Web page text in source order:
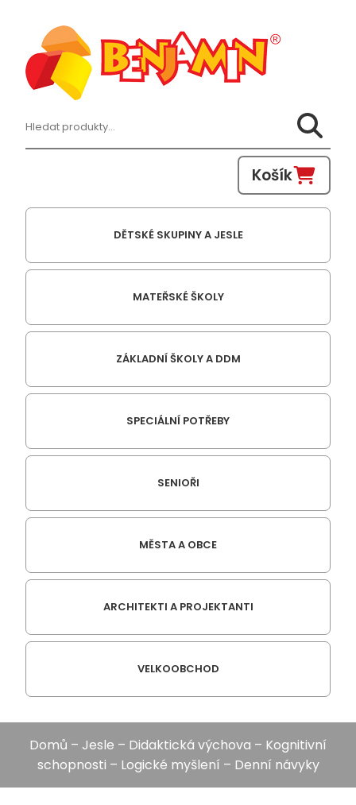
Hledat:
Košík
DĚTSKÉ SKUPINY A JESLE
MATEŘSKÉ ŠKOLY
ZÁKLADNÍ ŠKOLY A DDM
SPECIÁLNÍ POTŘEBY
SENIOŘI
MĚSTA A OBCE
ARCHITEKTI A PROJEKTANTI
VELKOOBCHOD
Domů – Jesle – Didaktická výchova – Kognitivní
schopnosti – Logické myšlení – Denní návyky